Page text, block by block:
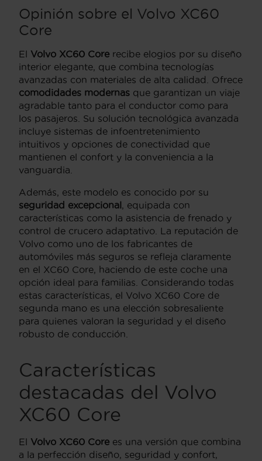
Opinión sobre el Volvo XC60
Core
El Volvo XC60 Core recibe elogios por su diseño
interior elegante, que combina tecnologías
avanzadas con materiales de alta calidad. Ofrece
comodidades modernas que garantizan un viaje
agradable tanto para el conductor como para
los pasajeros. Su solución tecnológica avanzada
incluye sistemas de infoentretenimiento
intuitivos y opciones de conectividad que
mantienen el confort y la conveniencia a la
vanguardia.
Además, este modelo es conocido por su
seguridad excepcional, equipada con
características como la asistencia de frenado y
control de crucero adaptativo. La reputación de
Volvo como uno de los fabricantes de
automóviles más seguros se refleja claramente
en el XC60 Core, haciendo de este coche una
opción ideal para familias. Considerando todas
estas características, el Volvo XC60 Core de
segunda mano es una elección sobresaliente
para quienes valoran la seguridad y el diseño
robusto de conducción.
Características
destacadas del Volvo
XC60 Core
El Volvo XC60 Core es una versión que combina
a la perfección diseño, seguridad y confort,